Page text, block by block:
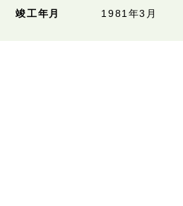
竣工年月
1981年3月